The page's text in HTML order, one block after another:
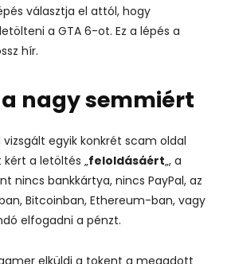
választja el attól, hogy
a GTA 6-ot. Ez a lépés a
hír.
nagy semmiért
egyik konkrét scam oldal
a letöltés „feloldásáért„, a
nincs bankkártya, nincs PayPal, az
Bitcoinban, Ethereum-ban, vagy
elfogadni a pénzt.
elküldi a tokent a megadott